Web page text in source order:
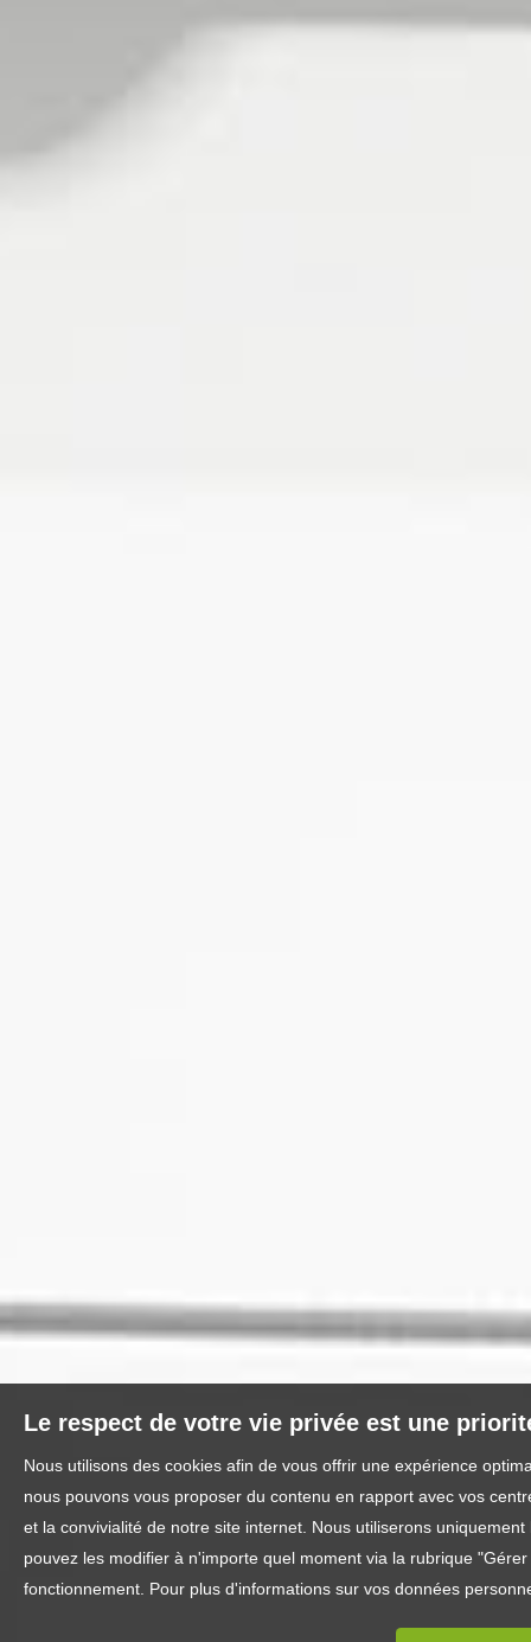
Le respect de votre vie privée est une
Nous utilisons des cookies afin de vous offrir une expérience
nous pouvons vous proposer du contenu en rapport avec vos
et la convivialité de notre site internet. Nous utiliserons
pouvez les modifier à n'importe quel moment via la rubrique
fonctionnement. Pour plus d'informations sur vos données